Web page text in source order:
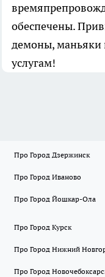
обеспечены.
демоны, маньяки
услугам!
Про Город Дзержинск
Про Город Иваново
Про Город Йошкар-Ола
Про Город Курск
Про Город Нижний
Про Город